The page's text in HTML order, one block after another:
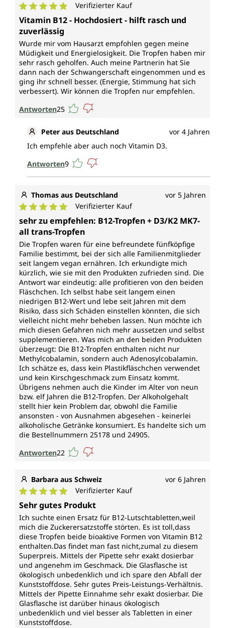
Durchschnittliche Bewertung von 5 von 5 Sternen
Verifizierter Kauf
Vitamin B12 - Hochdosiert - hilft rasch und
zuverlässig
Wurde mir vom Hausarzt empfohlen gegen meine
Müdigkeit und Energielosigkeit. Die Tropfen haben mir
sehr rasch geholfen. Auch meine Partnerin hat Sie
dann nach der Schwangerschaft eingenommen und es
ging ihr schnell besser. (Energie, Stimmung hat sich
verbessert). Wir können die Tropfen nur empfehlen.
Antworten25
Peter aus Deutschland
vor 4 Jahren
Ich empfehle aber auch noch Vitamin D3.
Antworten9
Thomas aus Deutschland vor 5 Jahren
Durchschnittliche Bewertung von 5 von 5 Sternen
Verifizierter Kauf
sehr zu empfehlen: B12-Tropfen + D3/K2 MK7-
all trans-Tropfen
Die Tropfen waren für eine befreundete fünfköpfige
Familie bestimmt, bei der sich alle Familienmitglieder
seit langem vegan ernähren. Ich erkundigte mich
kürzlich, wie sie mit den Produkten zufrieden sind. Die
Antwort war eindeutig: alle profitieren von den beiden
Fläschchen. Ich selbst habe seit langem einen
niedrigen B12-Wert und lebe seit Jahren mit dem
Risiko, dass sich Schäden einstellen könnten, die sich
vielleicht nicht mehr beheben lassen. Nun möchte ich
mich diesen Gefahren nich mehr aussetzen und selbst
supplementieren. Was mich an den beiden Produkten
überzeugt: Die B12-Tropfen enthalten nicht nur
Methylcobalamin, sondern auch Adenosylcobalamin.
Ich schätze es, dass kein Plastikfläschchen verwendet
und kein Kirschgeschmack zum Einsatz kommt.
Übrigens nehmen auch die Kinder im Alter von neun
bzw. elf Jahren die B12-Tropfen. Der Alkoholgehalt
stellt hier kein Problem dar, obwohl die Familie
ansonsten - von Ausnahmen abgesehen - keinerlei
alkoholische Getränke konsumiert. Es handelte sich um
die Bestellnummern 25178 und 24905.
Antworten22
Barbara aus Schweiz vor 6 Jahren
Durchschnittliche Bewertung von 5 von 5 Sternen
Verifizierter Kauf
Sehr gutes Produkt
Ich suchte einen Ersatz für B12-Lutschtabletten,weil
mich die Zuckerersatzstoffe störten. Es ist toll,dass
diese Tropfen beide bioaktive Formen von Vitamin B12
enthalten.Das findet man fast nicht,zumal zu diesem
Superpreis. Mittels der Pipette sehr exakt dosierbar
und angenehm im Geschmack. Die Glasflasche ist
ökologisch unbedenklich und ich spare den Abfall der
Kunststoffdose. Sehr gutes Preis-Leistungs-Verhältnis.
Mittels der Pipette Einnahme sehr exakt dosierbar. Die
Glasflasche ist darüber hinaus ökologisch
unbedenklich und viel besser als Tabletten in einer
Kunststoffdose.